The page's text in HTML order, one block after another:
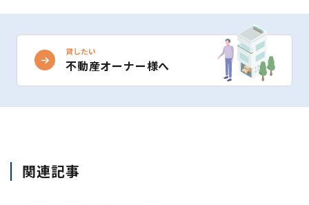
貸したい
不動産オーナー様へ
関連記事